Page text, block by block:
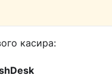
касира: